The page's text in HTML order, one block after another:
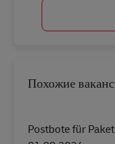
Похожие
Postbote für